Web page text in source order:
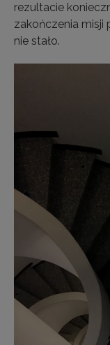
rezultacie
zakończenia misji
nie stało.